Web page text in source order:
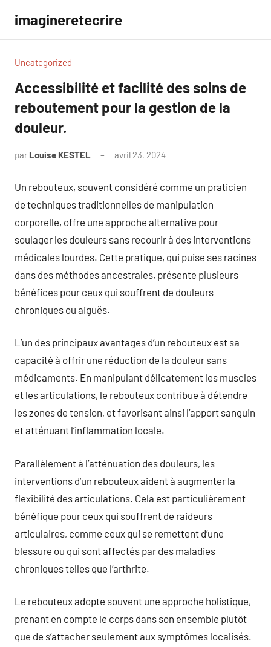
contenu
imagineretecrire
Uncategorized
Accessibilité et facilité des soins de
reboutement pour la gestion de la
douleur.
par Louise KESTEL avril 23, 2024
Un rebouteux, souvent considéré comme un praticien
de techniques traditionnelles de manipulation
corporelle, offre une approche alternative pour
soulager les douleurs sans recourir à des interventions
médicales lourdes. Cette pratique, qui puise ses racines
dans des méthodes ancestrales, présente plusieurs
bénéfices pour ceux qui souffrent de douleurs
chroniques ou aiguës.
L’un des principaux avantages d’un rebouteux est sa
capacité à offrir une réduction de la douleur sans
médicaments. En manipulant délicatement les muscles
et les articulations, le rebouteux contribue à détendre
les zones de tension, et favorisant ainsi l’apport sanguin
et atténuant l’inflammation locale.
Parallèlement à l’atténuation des douleurs, les
interventions d’un rebouteux aident à augmenter la
flexibilité des articulations. Cela est particulièrement
bénéfique pour ceux qui souffrent de raideurs
articulaires, comme ceux qui se remettent d’une
blessure ou qui sont affectés par des maladies
chroniques telles que l’arthrite.
Le rebouteux adopte souvent une approche holistique,
prenant en compte le corps dans son ensemble plutôt
que de s’attacher seulement aux symptômes localisés.